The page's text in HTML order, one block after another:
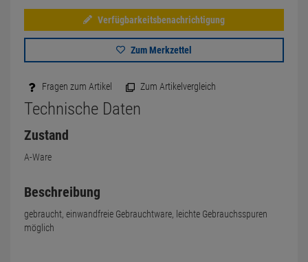
Verfügbarkeitsbenachrichtigung
Zum Merkzettel
Fragen zum Artikel Zum Artikelvergleich
Technische Daten
Zustand
A-Ware
Beschreibung
gebraucht, einwandfreie Gebrauchtware, leichte Gebrauchsspuren
möglich